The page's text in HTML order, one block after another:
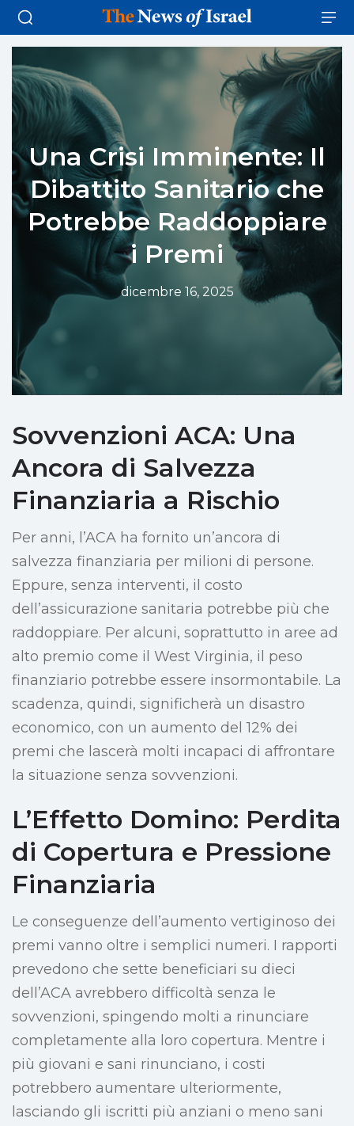
Una Crisi Imminente: Il
Dibattito Sanitario che
Potrebbe Raddoppiare
i Premi
dicembre 16, 2025
Sovvenzioni ACA: Una
Ancora di Salvezza
Finanziaria a Rischio
Per anni, l’ACA ha fornito un’ancora di
salvezza finanziaria per milioni di persone.
Eppure, senza interventi, il costo
dell’assicurazione sanitaria potrebbe più che
raddoppiare. Per alcuni, soprattutto in aree ad
alto premio come il West Virginia, il peso
finanziario potrebbe essere insormontabile. La
scadenza, quindi, significherà un disastro
economico, con un aumento del 12% dei
premi che lascerà molti incapaci di affrontare
la situazione senza sovvenzioni.
L’Effetto Domino: Perdita
di Copertura e Pressione
Finanziaria
Le conseguenze dell’aumento vertiginoso dei
premi vanno oltre i semplici numeri. I rapporti
prevedono che sette beneficiari su dieci
dell’ACA avrebbero difficoltà senza le
sovvenzioni, spingendo molti a rinunciare
completamente alla loro copertura. Mentre i
più giovani e sani rinunciano, i costi
potrebbero aumentare ulteriormente,
lasciando gli iscritti più anziani o meno sani